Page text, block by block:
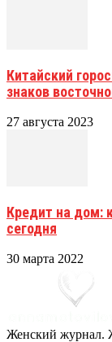
Китайский
знаков
27 августа 2023
Кредит на дом:
сегодня
30 марта 2022
Женский журнал.